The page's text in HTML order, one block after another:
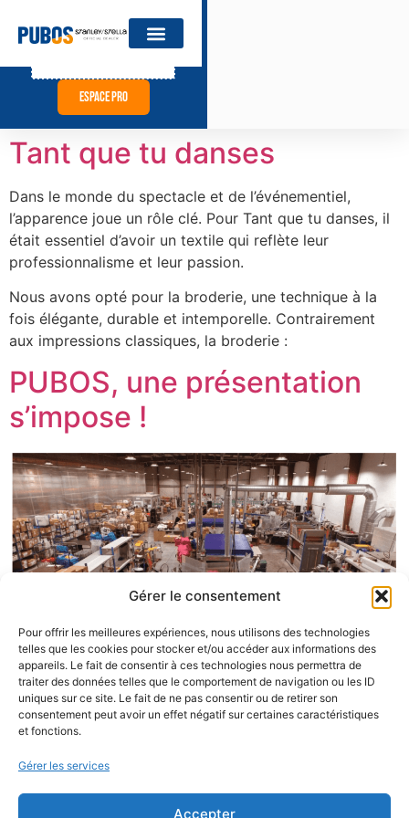
Gérer le consentement
Pour offrir les meilleures expériences, nous utilisons des technologies
telles que les cookies pour stocker et/ou accéder aux informations des
appareils. Le fait de consentir à ces technologies nous permettra de
traiter des données telles que le comportement de navigation ou les ID
uniques sur ce site. Le fait de ne pas consentir ou de retirer son
consentement peut avoir un effet négatif sur certaines caractéristiques
et fonctions.
Gérer les services
Accepter
Espace pro
Tant que tu danses
Dans le monde du spectacle et de l’événementiel,
l’apparence joue un rôle clé. Pour Tant que tu danses, il
était essentiel d’avoir un textile qui reflète leur
professionnalisme et leur passion.
Nous avons opté pour la broderie, une technique à la
fois élégante, durable et intemporelle. Contrairement
aux impressions classiques, la broderie :
PUBOS, une présentation
s’impose !
Voilà notre tout premier article de blog ! Mais qui
c’est surtout l’histoire de deux amis qui se sont
Belgique. Leur premier local faisait 40 m2, et ils ont